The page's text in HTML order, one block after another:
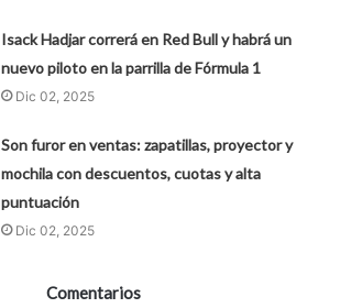
Isack Hadjar correrá en Red Bull y habrá un
nuevo piloto en la parrilla de Fórmula 1
Dic 02, 2025
Son furor en ventas: zapatillas, proyector y
mochila con descuentos, cuotas y alta
puntuación
Dic 02, 2025
Comentarios